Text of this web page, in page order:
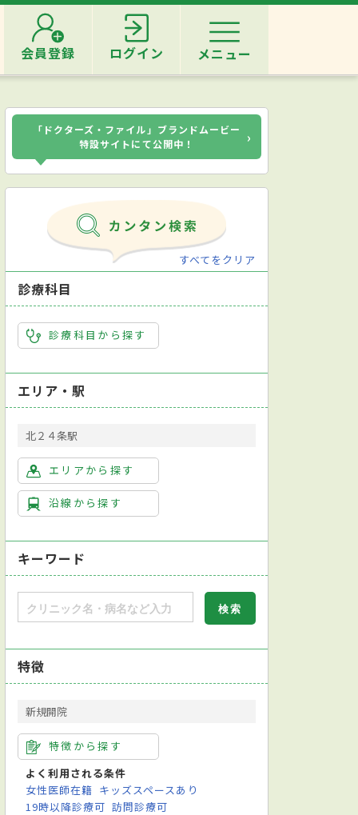
会員登録 ログイン メニュー
「ドクターズ・ファイル」ブランドムービー
特設サイトにて公開中！
›
すべてをクリア
診療科目
診療科目から探す
エリア・駅
北２４条駅
エリアから探す
沿線から探す
キーワード
特徴
新規開院
特徴から探す
よく利用される条件
女性医師在籍 キッズスペースあり
19時以降診療可 訪問診療可